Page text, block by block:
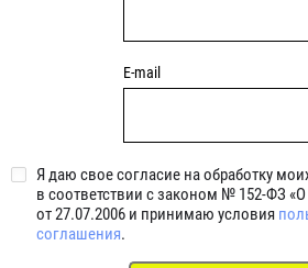
E-mail
Я даю свое согласие на обработку
в соответствии с законом № 152-ФЗ
от 27.07.2006 и принимаю условия
соглашения.